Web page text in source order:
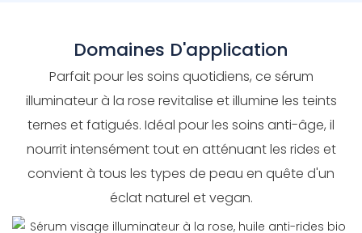
Domaines D'application
Parfait pour les soins quotidiens, ce sérum
illuminateur à la rose revitalise et illumine les teints
ternes et fatigués. Idéal pour les soins anti-âge, il
nourrit intensément tout en atténuant les rides et
convient à tous les types de peau en quête d'un
éclat naturel et vegan.